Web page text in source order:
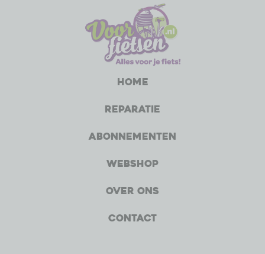
Home
Reparatie
Abonnementen
Webshop
Over ons
Contact